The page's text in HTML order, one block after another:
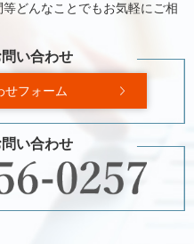
どんなことでもお気軽にご相
い合わせ
せフォーム
い合わせ